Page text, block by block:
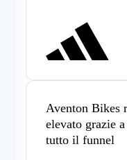
Aventon Bikes
elevato grazie
tutto il funnel